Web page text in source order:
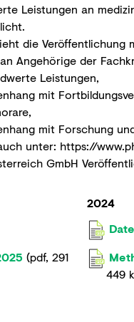
Leistungen an
die
Angehörige der
Leistungen,
mit
mit Forschung
unter: https://
GmbH
(pdf, 291
2024
449